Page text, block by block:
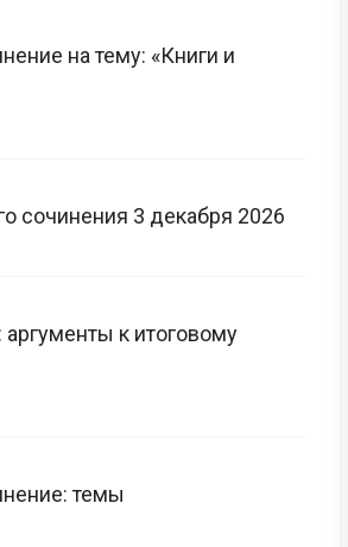
на тему: «Книги и
сочинения 3 декабря 2026
аргументы к итоговому
темы